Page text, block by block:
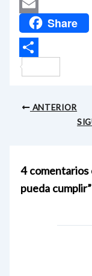
LinkedIn
Email Share
ANTERIOR
4 comentarios
pueda cumplir”